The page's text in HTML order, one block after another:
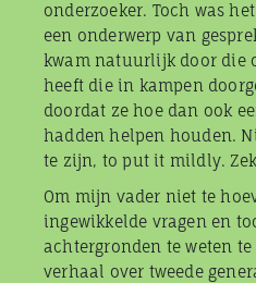
onderzoeker. Toch was
een onderwerp van
kwam natuurlijk door die
heeft die in kampen
doordat ze hoe dan ook
hadden helpen houden.
te zijn, to put it mildly.
Om mijn vader niet te
ingewikkelde vragen en
achtergronden te weten
verhaal over tweede